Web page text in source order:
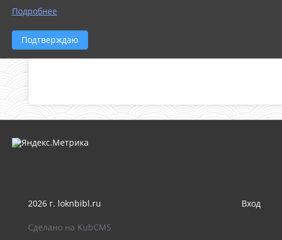
2026 г. loknbibl.ru Вход
Сделано на KubCMS
Подробнее
Подтверждаю